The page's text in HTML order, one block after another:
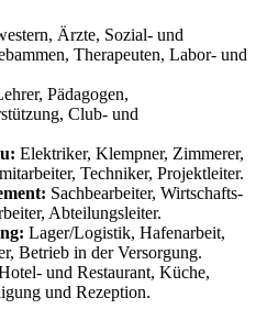
Ärzte, Sozial- und
Therapeuten, Labor- und
Pädagogen,
Club- und
Elektriker, Klempner, Zimmerer,
Techniker, Projektleiter.
Sachbearbeiter, Wirtschafts-
Abteilungsleiter.
Lager/Logistik, Hafenarbeit,
Betrieb in der Versorgung.
und Restaurant, Küche,
und Rezeption.